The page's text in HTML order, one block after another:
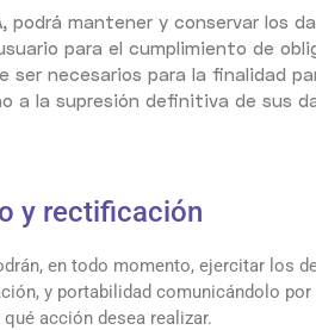
podrá mantener y conservar los
para el cumplimiento de
ser necesarios para la finalidad
a la supresión definitiva de sus
y rectificación
en todo momento, ejercitar los
y portabilidad comunicándolo
acción desea realizar.